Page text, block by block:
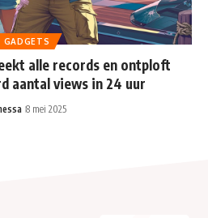
GADGETS
alle records en ontploft
aantal views in 24 uur
8 mei 2025